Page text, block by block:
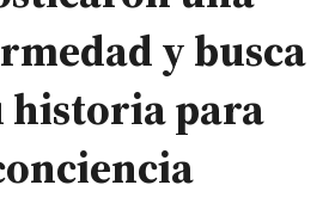
y busca
historia para